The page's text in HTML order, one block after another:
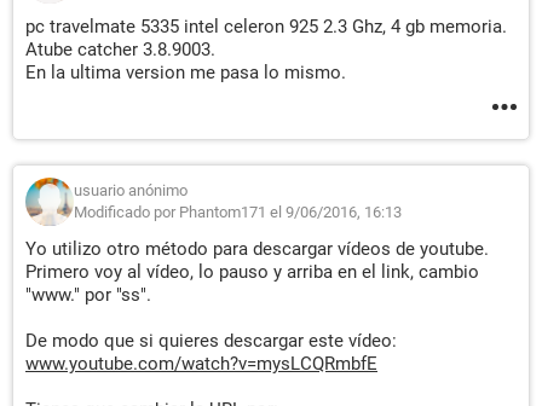
pc travelmate 5335 intel celeron 925 2.3 Ghz, 4 gb memoria.
Atube catcher 3.8.9003.
En la ultima version me pasa lo mismo.
usuario anónimo
Modificado por Phantom171 el 9/06/2016, 16:13
Yo utilizo otro método para descargar vídeos de youtube.
Primero voy al vídeo, lo pauso y arriba en el link, cambio
"www." por "ss".
De modo que si quieres descargar este vídeo:
www.youtube.com/watch?v=mysLCQRmbfE